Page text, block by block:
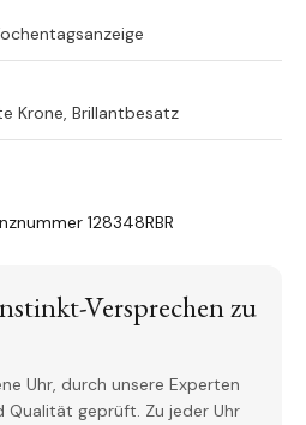
Krone, Brillantbesatz
128348RBR
Versprechen zu
Uhr, durch unsere Experten
Qualität geprüft. Zu jeder Uhr